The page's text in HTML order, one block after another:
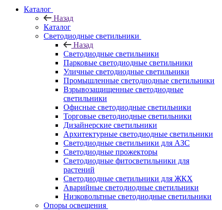
Каталог
Назад
Каталог
Светодиодные светильники
Назад
Светодиодные светильники
Парковые светодиодные светильники
Уличные светодиодные светильники
Промышленные светодиодные светильники
Взрывозащищенные светодиодные
светильники
Офисные светодиодные светильники
Торговые светодиодные светильники
Дизайнерские светильники
Архитектурные светодиодные светильники
Светодиодные светильники для АЗС
Светодиодные прожекторы
Светодиодные фитосветильники для
растений
Светодиодные светильники для ЖКХ
Аварийные светодиодные светильники
Низковольтные светодиодные светильники
Опоры освещения